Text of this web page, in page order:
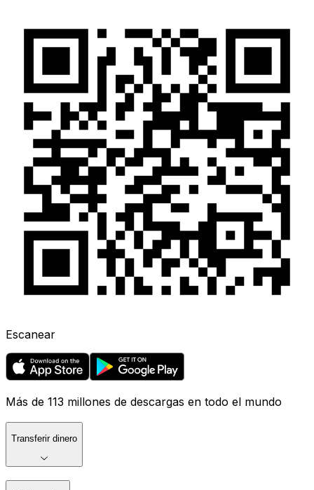
Escanear
Más de 113 millones de descargas en todo el mundo
Transferir dinero